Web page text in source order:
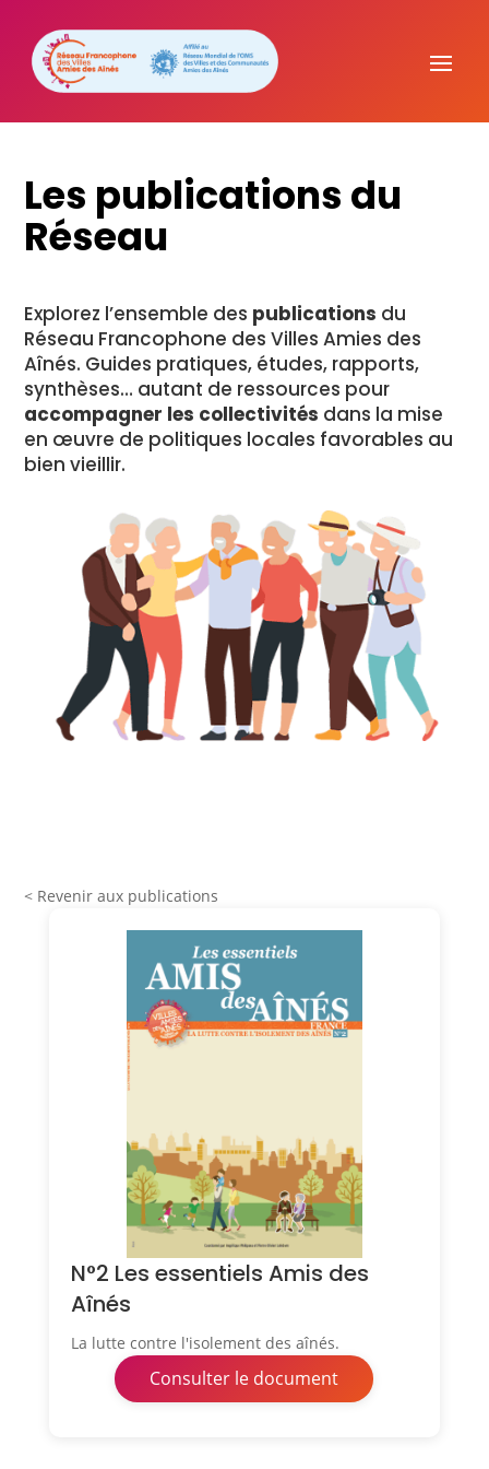
Les publications du
Réseau
Explorez l’ensemble des publications du
Réseau Francophone desVillesAmies des
Aînés. Guides pratiques, études, rapports,
synthèses… autant de ressources pour
accompagner les collectivités dans la mise
en œuvre de politiques locales favorables au
bienvieillir.
< Revenir aux publications
N°2 Les essentiels Amis des
Aînés
La lutte contre l'isolement des aînés.
Consulter le document